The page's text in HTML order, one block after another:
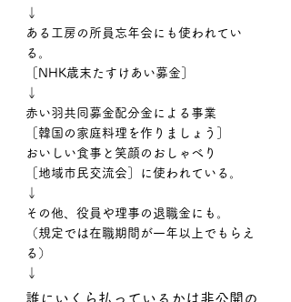
↓
ある工房の所員忘年会にも使われてい
る。
［NHK歳末たすけあい募金］
↓
赤い羽共同募金配分金による事業
［韓国の家庭料理を作りましょう］
おいしい食事と笑顔のおしゃべり
［地域市民交流会］に使われている。
↓
その他、役員や理事の退職金にも。
（規定では在職期間が一年以上でもらえ
る）
↓
誰にいくら払っているかは非公開の